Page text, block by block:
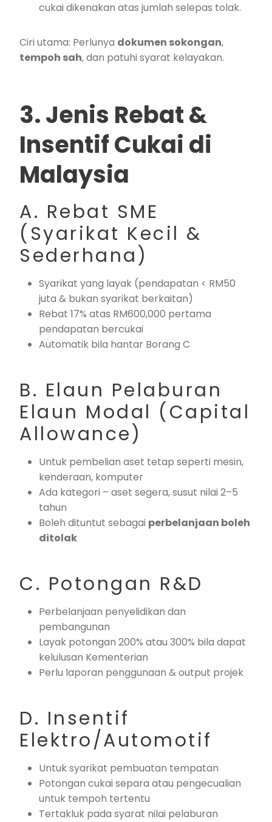
cukai dikenakan atas jumlah selepas tolak.
Ciri utama: Perlunya dokumen sokongan,
tempoh sah, dan patuhi syarat kelayakan.
3. Jenis Rebat &
Insentif Cukai di
Malaysia
A. Rebat SME
(Syarikat Kecil &
Sederhana)
Syarikat yang layak (pendapatan < RM50
juta & bukan syarikat berkaitan)
Rebat 17% atas RM600,000 pertama
pendapatan bercukai
Automatik bila hantar Borang C
B. Elaun Pelaburan
Elaun Modal (Capital
Allowance)
Untuk pembelian aset tetap seperti mesin,
kenderaan, komputer
Ada kategori – aset segera, susut nilai 2–5
tahun
Boleh dituntut sebagai perbelanjaan boleh
ditolak
C. Potongan R&D
Perbelanjaan penyelidikan dan
pembangunan
Layak potongan 200% atau 300% bila dapat
kelulusan Kementerian
Perlu laporan penggunaan & output projek
D. Insentif
Elektro/Automotif
Untuk syarikat pembuatan tempatan
Potongan cukai separa atau pengecualian
untuk tempoh tertentu
Tertakluk pada syarat nilai pelaburan